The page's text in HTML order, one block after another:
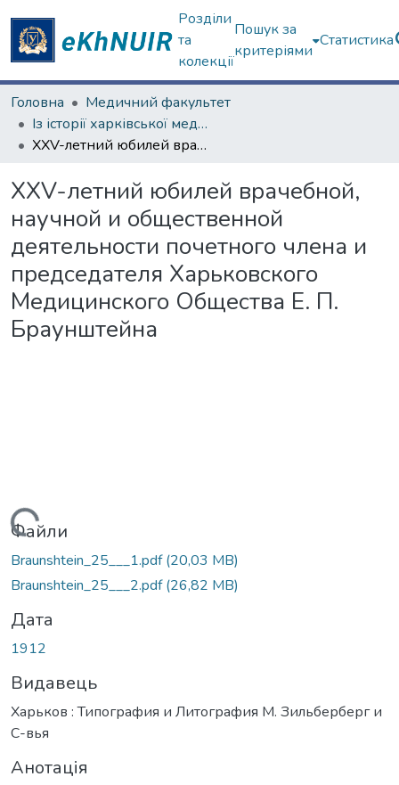
Розділи
та
колекції
Пошук за
критеріями
Статистика
Головна
Медичний факультет
Із історії харківської медичної школи
XXV-летний юбилей врачебной, научной и общественной деятельности почетного члена и председателя Харьковского Медицинского Общества Е. П. Браунштейна
XXV-летний юбилей врачебной,
научной и общественной
деятельности почетного члена и
председателя Харьковского
Медицинского Общества Е. П.
Браунштейна
Файли
Braunshtein_25___1.pdf(20,03 MB)
Braunshtein_25___2.pdf(26,82 MB)
Дата
1912
Видавець
Харьков : Типография и Литография М. Зильберберг и
С-вья
Анотація